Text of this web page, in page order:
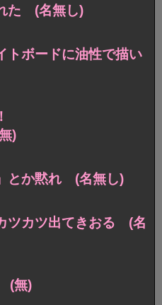
た (名無し)
トボードに油性で描い
)
とか黙れ (名無し)
ツカツ出てきおる (名
(無)